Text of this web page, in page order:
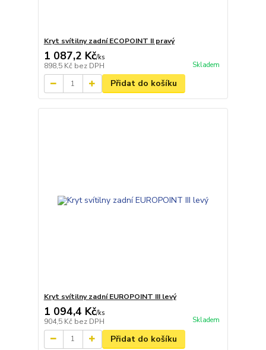
Kryt svítilny zadní ECOPOINT II pravý
1 087,2 Kč/ks
898,5 Kč bez DPH Skladem
Přidat do košíku
Kryt svítilny zadní EUROPOINT III levý
1 094,4 Kč/ks
904,5 Kč bez DPH Skladem
Přidat do košíku